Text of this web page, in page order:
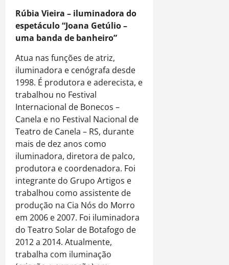
Rúbia Vieira – iluminadora do
espetáculo “Joana Getúlio –
uma banda de banheiro”
Atua nas funções de atriz,
iluminadora e cenógrafa desde
1998. É produtora e aderecista, e
trabalhou no Festival
Internacional de Bonecos –
Canela e no Festival Nacional de
Teatro de Canela – RS, durante
mais de dez anos como
iluminadora, diretora de palco,
produtora e coordenadora. Foi
integrante do Grupo Artigos e
trabalhou como assistente de
produção na Cia Nós do Morro
em 2006 e 2007. Foi iluminadora
do Teatro Solar de Botafogo de
2012 a 2014. Atualmente,
trabalha com iluminação